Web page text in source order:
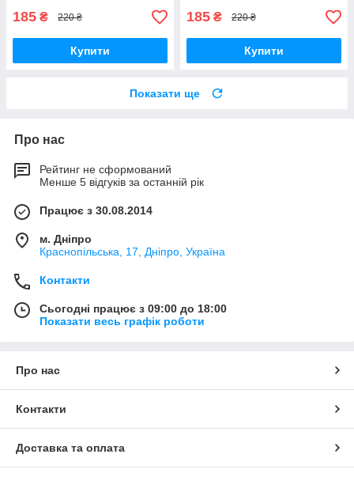
185 ₴ 220 ₴
Купити
185 ₴ 220 ₴
Купити
Показати ще
Про нас
Рейтинг не сформований
Менше 5 відгуків за останній рік
Працює з 30.08.2014
м. Дніпро
Краснопільська, 17, Дніпро, Україна
Контакти
Сьогодні працює з 09:00 до 18:00
Показати весь графік роботи
Про нас
Контакти
Доставка та оплата